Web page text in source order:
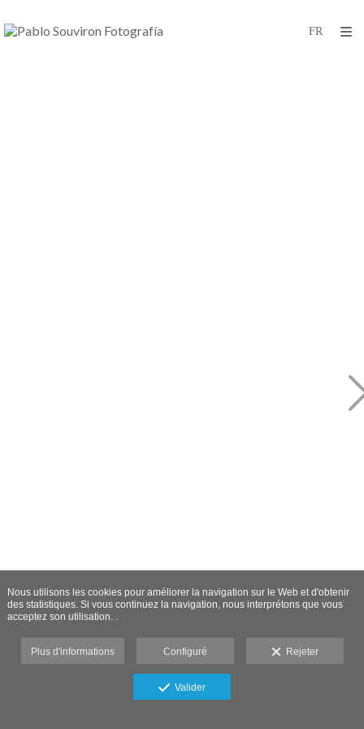
Nous utilisons les cookies pour améliorer la navigation sur le Web et d'obtenir
des statistiques. Si vous continuez la navigation, nous interprétons que vous
acceptez son utilisation. .
Plus d'informations Configuré Rejeter
Valider